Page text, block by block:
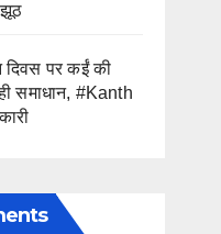
झूठ
दिवस पर कईं की
समाधान, #Kanth